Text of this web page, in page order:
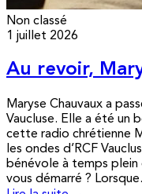
Non classé
1 juillet 2026
Au revoir,
Maryse Chauvaux a
Vaucluse. Elle a été un
cette radio chrétienne
les ondes d’RCF
bénévole à temps plein
vous démarré ?